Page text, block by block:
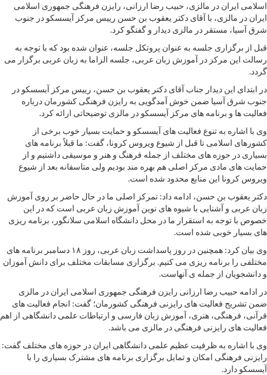
اسلامی ایران در مالزی، حبیب رضا ارزانی، رایزن فرهنگی جمهوری اسلامی
ایران در مالزی، با آقای دکتر یعقوب بن حسن رییس مرکز آیسسکو در جنوب
شرق آسیا، مستقر در مالزی دیدار و گفتگو کرد.
قبل از برگزاری جلسه به عنوان پروتکل جلسه، عنوان شده بود که با توجه به
رسالت این مرکز در آموزش زبان عربی، جلسه الزاما به زبان عربی برگزار می
گردد.
در ابتدای این دیدار جناب آقای دکتر یعقوب بن حسن، رییس مرکز آیسسکو در
جنوب شرق آسیا ضمن خوش آمدگویی به رایزن فرهنگی کشورمان درباره
فعالیت ها و برنامه های مرکز آیسسکو در مالزی توضیحاتی ارائه کرد.
وی با اشاره به تنوع فعالیت های آیسسکو و حمایت بسیار خوب برخی از
کشورهای اسلامی تا قبل از شیوع ویروس کرونا، گفت: ما قبلاً برنامه های
بسیاری در حوزه های مختلف از جمله فرهنگ و هنر و موسیقی داشتیم و از
حمایت های مادی مرکز اصلی هم بهره مند بودیم ولی متاسفانه بعد از شیوع
ویروس کرونا این منابع محدود شده است.
دکتر یعقوب بن حسن، ادامه داد: تمرکز اصلی ما در حال حاضر بر روی آموزش
زبان عربی و آشنایی با شیوه های نوین آموزش زبان عربی است که در این
خصوص با توجه به استقرار ما در محل دانشگاه اسلامی سلانگور، برنامه ریزی
های بسیار خوبی شده است.
وی بیان کرد: همچنین در روز پاسداشت زبان عربی، روز ۱۸ دسامبر برنامه های
مختلفی را برنامه ریزی می کنیم. برگزاری مسابقات مختلف برای دانش آموزان
و دانشجویان از جمله ی آنهاست.
در ادامه حبیب رضا ارزانی رایزن فرهنگی جمهوری اسلامی ایران در مالزی
ضمن تشریح فعالیت های رایزنی فرهنگی کشورمان؛ گفت: انجام فعالیت های
قرآنی، فرهنگی، هنری، آموزش زبان فارسی و ارتباطات علمی دانشگاهی از اهم
فعالیت های رایزنی فرهنگی در مالزی می باشد.
وی با اشاره به ظرفیت عظیم علمی دانشگاهی ایران در حوزه های مختلف گفت:
رایزنی فرهنگی امکان و تمایل برگزاری برنامه های مشترک بسیاری را با
آیسسکو دارد.